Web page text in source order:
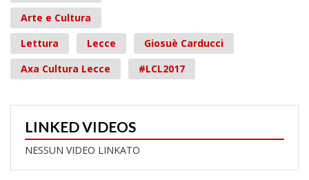
Arte e Cultura
Lettura
Lecce
Giosuè Carducci
Axa Cultura Lecce
#LCL2017
LINKED VIDEOS
NESSUN VIDEO LINKATO